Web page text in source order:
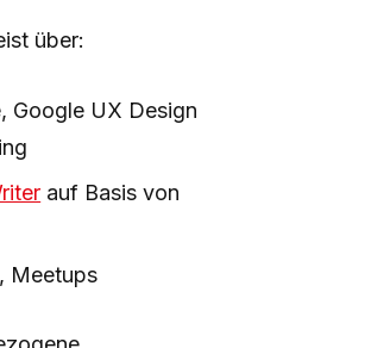
über:
Google UX Design
auf Basis von
Meetups